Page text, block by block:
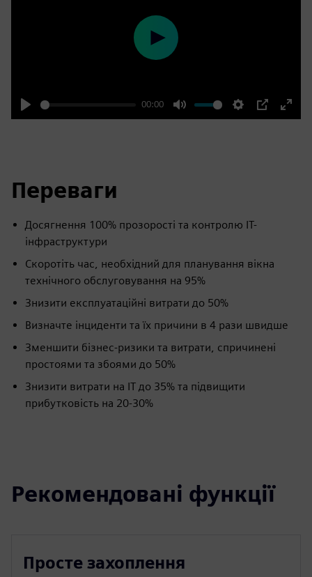
Play
00:00
Mute Settings
PIP
Enter
Play
Переваги
Досягнення 100% прозорості та контролю ІТ-
інфраструктури
Скоротіть час, необхідний для планування вікна
технічного обслуговування на 95%
Знизити експлуатаційні витрати до 50%
Визначте інциденти та їх причини в 4 рази швидше
Зменшити бізнес-ризики та витрати, спричинені
простоями та збоями до 50%
Знизити витрати на ІТ до 35% та підвищити
прибутковість на 20-30%
Рекомендовані функції
Просте захоплення